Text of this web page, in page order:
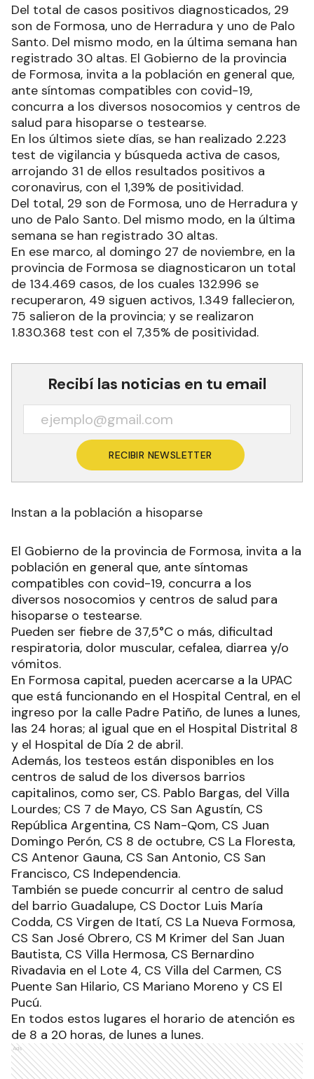
Del total de casos positivos diagnosticados, 29
son de Formosa, uno de Herradura y uno de Palo
Santo. Del mismo modo, en la última semana han
registrado 30 altas. El Gobierno de la provincia
de Formosa, invita a la población en general que,
ante síntomas compatibles con covid-19,
concurra a los diversos nosocomios y centros de
salud para hisoparse o testearse.
En los últimos siete días, se han realizado 2.223
test de vigilancia y búsqueda activa de casos,
arrojando 31 de ellos resultados positivos a
coronavirus, con el 1,39% de positividad.
Del total, 29 son de Formosa, uno de Herradura y
uno de Palo Santo. Del mismo modo, en la última
semana se han registrado 30 altas.
En ese marco, al domingo 27 de noviembre, en la
provincia de Formosa se diagnosticaron un total
de 134.469 casos, de los cuales 132.996 se
recuperaron, 49 siguen activos, 1.349 fallecieron,
75 salieron de la provincia; y se realizaron
1.830.368 test con el 7,35% de positividad.
Recibí las noticias en tu email
RECIBIR NEWSLETTER
Instan a la población a hisoparse
El Gobierno de la provincia de Formosa, invita a la
población en general que, ante síntomas
compatibles con covid-19, concurra a los
diversos nosocomios y centros de salud para
hisoparse o testearse.
Pueden ser fiebre de 37,5°C o más, dificultad
respiratoria, dolor muscular, cefalea, diarrea y/o
vómitos.
En Formosa capital, pueden acercarse a la UPAC
que está funcionando en el Hospital Central, en el
ingreso por la calle Padre Patiño, de lunes a lunes,
las 24 horas; al igual que en el Hospital Distrital 8
y el Hospital de Día 2 de abril.
Además, los testeos están disponibles en los
centros de salud de los diversos barrios
capitalinos, como ser, CS. Pablo Bargas, del Villa
Lourdes; CS 7 de Mayo, CS San Agustín, CS
República Argentina, CS Nam-Qom, CS Juan
Domingo Perón, CS 8 de octubre, CS La Floresta,
CS Antenor Gauna, CS San Antonio, CS San
Francisco, CS Independencia.
También se puede concurrir al centro de salud
del barrio Guadalupe, CS Doctor Luis María
Codda, CS Virgen de Itatí, CS La Nueva Formosa,
CS San José Obrero, CS M Krimer del San Juan
Bautista, CS Villa Hermosa, CS Bernardino
Rivadavia en el Lote 4, CS Villa del Carmen, CS
Puente San Hilario, CS Mariano Moreno y CS El
Pucú.
En todos estos lugares el horario de atención es
de 8 a 20 horas, de lunes a lunes.
Ads